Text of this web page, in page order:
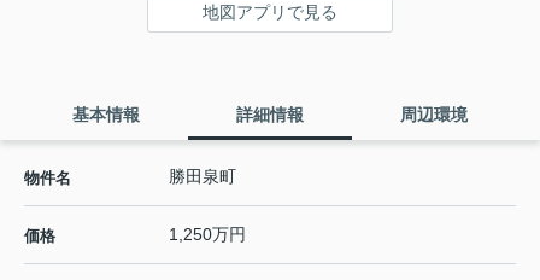
地図アプリで見る
基本情報 詳細情報 周辺環境
物件名 勝田泉町
価格 1,250万円